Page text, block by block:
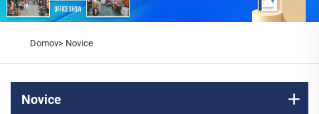
Domov> Novice
Novice